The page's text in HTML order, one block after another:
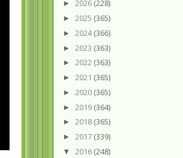
► 2026 (228)
► 2025 (365)
► 2024(366)
► 2023 (363)
► 2022 (363)
► 2021 (365)
► 2020 (365)
► 2019 (364)
► 2018 (365)
► 2017 (339)
▼ 2016 (248)